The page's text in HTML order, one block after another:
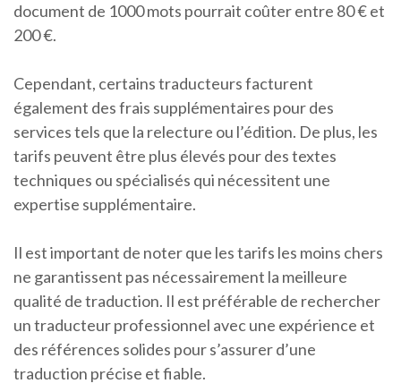
document de 1000 mots pourrait coûter entre 80 € et
200 €.
Cependant, certains traducteurs facturent
également des frais supplémentaires pour des
services tels que la relecture ou l’édition. De plus, les
tarifs peuvent être plus élevés pour des textes
techniques ou spécialisés qui nécessitent une
expertise supplémentaire.
Il est important de noter que les tarifs les moins chers
ne garantissent pas nécessairement la meilleure
qualité de traduction. Il est préférable de rechercher
un traducteur professionnel avec une expérience et
des références solides pour s’assurer d’une
traduction précise et fiable.